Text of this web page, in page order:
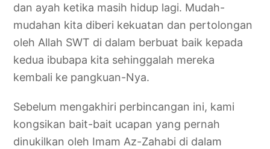
dan ayah ketika masih hidup lagi. Mudah-
mudahan kita diberi kekuatan dan pertolongan
oleh Allah SWT di dalam berbuat baik kepada
kedua ibubapa kita sehinggalah mereka
kembali ke pangkuan-Nya.
Sebelum mengakhiri perbincangan ini, kami
kongsikan bait-bait ucapan yang pernah
dinukilkan oleh Imam Az-Zahabi di dalam